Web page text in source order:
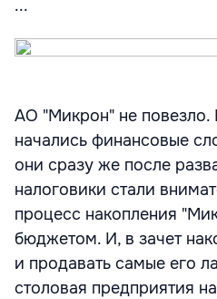
...
АО "Микрон" не повезло.
начались финансовые
они сразу же после
налоговики стали
процесс накопления
бюджетом. И, в зачет
и продавать самые его
столовая предприятия